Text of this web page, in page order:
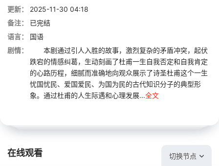
更新：
2025-11-30 04:18
备注：
已完结
语言：
国语
剧情：
本剧通过引人入胜的故事，激烈复杂的矛盾冲突，起伏
跌宕的情感纠葛，生动刻画了杜甫一生自我否定和自我肯定
的心路历程，细腻而准确地向观众展示了诗圣杜甫这个一生
忧国忧民、爱国爱民、为国为民的古代知识分子的典型形
象。通过杜甫的人生际遇和心理发展...全文
在线观看 切换节点